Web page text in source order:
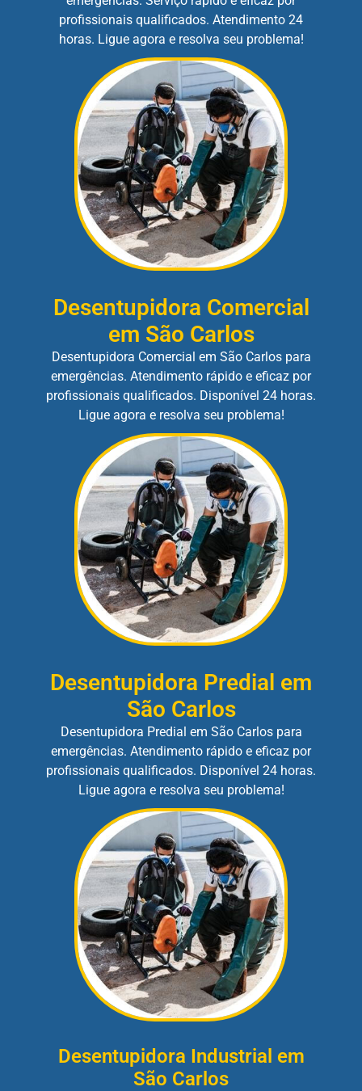
profissionais qualificados. Atendimento 24
horas. Ligue agora e resolva seu problema!
Desentupidora Comercial
em São Carlos
Desentupidora Comercial em São Carlos para
emergências. Atendimento rápido e eficaz por
profissionais qualificados. Disponível 24 horas.
Ligue agora e resolva seu problema!
Desentupidora Predial em
São Carlos
Desentupidora Predial em São Carlos para
emergências. Atendimento rápido e eficaz por
profissionais qualificados. Disponível 24 horas.
Ligue agora e resolva seu problema!
Desentupidora Industrial em
São Carlos